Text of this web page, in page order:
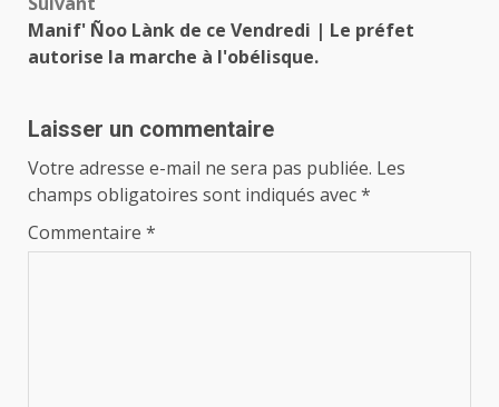
Manif' Ñoo Lànk de ce Vendredi | Le préfet
autorise la marche à l'obélisque.
Laisser un commentaire
Votre adresse e-mail ne sera pas publiée. Les
champs obligatoires sont indiqués avec*
Commentaire *